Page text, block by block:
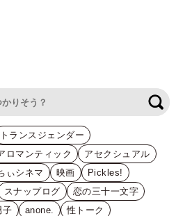
トランスジェンダー
ロマンティック
アセクシュアル
ぃシネマ 映画
Pickles!
スナップログ
恋の三十一文字
子
anone.
性トーク